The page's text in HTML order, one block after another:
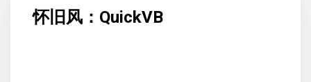
怀旧风：QuickVB